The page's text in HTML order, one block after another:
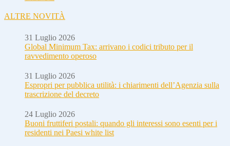
ALTRE NOVITÀ
31 Luglio 2026
Global Minimum Tax: arrivano i codici tributo per il
ravvedimento operoso
31 Luglio 2026
Espropri per pubblica utilità: i chiarimenti dell’Agenzia sulla
trascrizione del decreto
24 Luglio 2026
Buoni fruttiferi postali: quando gli interessi sono esenti per i
residenti nei Paesi white list